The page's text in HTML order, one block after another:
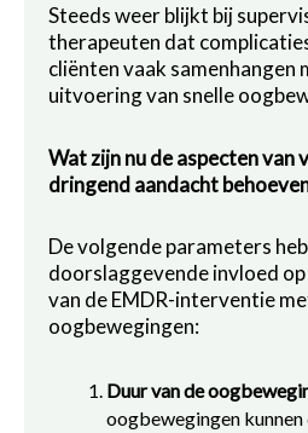
Steeds weer blijkt bij
therapeuten dat
cliënten vaak samenhangen
uitvoering van snelle
Wat zijn nu de aspecten van
dringend aandacht
De volgende parameters
doorslaggevende invloed
van de EMDR-interventie
oogbewegingen:
Duur van de
oogbewegingen